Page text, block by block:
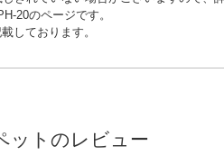
20のページです。
しております。
ットのレビュー